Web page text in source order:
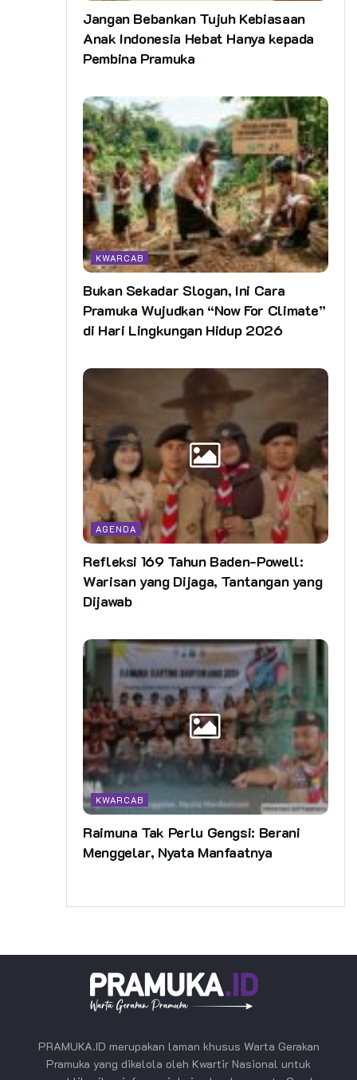
Jangan Bebankan Tujuh Kebiasaan
Anak Indonesia Hebat Hanya kepada
Pembina Pramuka
KWARCAB
Bukan Sekadar Slogan, Ini Cara
Pramuka Wujudkan “Now For Climate”
di Hari Lingkungan Hidup 2026
AGENDA
Refleksi 169 Tahun Baden-Powell:
Warisan yang Dijaga, Tantangan yang
Dijawab
KWARCAB
Raimuna Tak Perlu Gengsi: Berani
Menggelar, Nyata Manfaatnya
PRAMUKA.ID merupakan laman khusus Warta Gerakan
Pramuka yang dikelola oleh Kwartir Nasional untuk